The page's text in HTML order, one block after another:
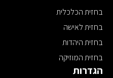
בחזית הכלכלית
בחזית לאישה
בחזית היהדות
בחזית המוזיקה
הגדרות